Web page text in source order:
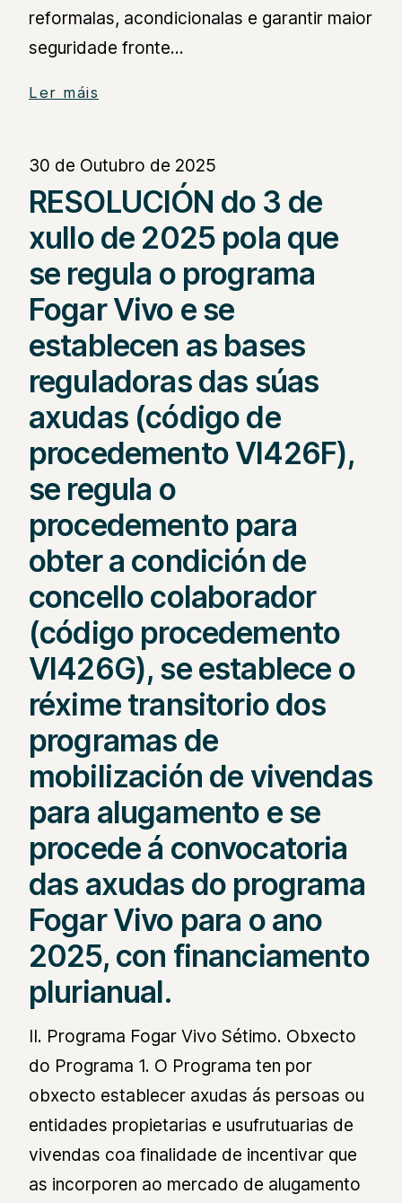
reformalas, acondicionalas e garantir maior
seguridade fronte…
Ler máis
30 de Outubro de 2025
RESOLUCIÓN do 3 de
xullo de 2025 pola que
se regula o programa
Fogar Vivo e se
establecen as bases
reguladoras das súas
axudas (código de
procedemento VI426F),
se regula o
procedemento para
obter a condición de
concello colaborador
(código procedemento
VI426G), se establece o
réxime transitorio dos
programas de
mobilización de vivendas
para alugamento e se
procede á convocatoria
das axudas do programa
Fogar Vivo para o ano
2025, con financiamento
plurianual.
II. Programa Fogar Vivo Sétimo. Obxecto
do Programa 1. O Programa ten por
obxecto establecer axudas ás persoas ou
entidades propietarias e usufrutuarias de
vivendas coa finalidade de incentivar que
as incorporen ao mercado de alugamento